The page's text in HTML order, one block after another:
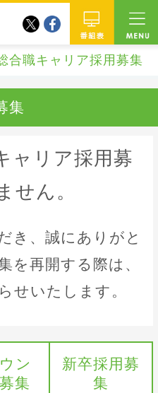
番組
twitterfacebook
合職キャリア採用募集
集
ャリア採用募
せん。
き、誠にありがと
を再開する際は、
せいたします。
ン
集
新卒採用募
集